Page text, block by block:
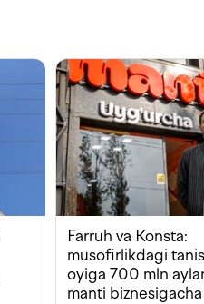
Farruh va Konsta:
musofirlikdagi
oyiga 700 mln
manti biznesigacha